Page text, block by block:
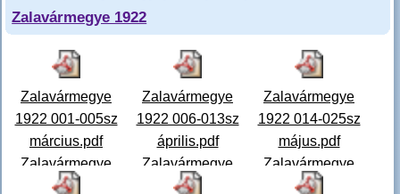
Zalavármegye 1922
Zalavármegye
1922 001-005sz
március.pdf
Zalavármegye
1922. 001-005.
Zalavármegye
1922 006-013sz
április.pdf
Zalavármegye
1922. 006-013.
Zalavármegye
1922 014-025sz
május.pdf
Zalavármegye
1922. 014-025.